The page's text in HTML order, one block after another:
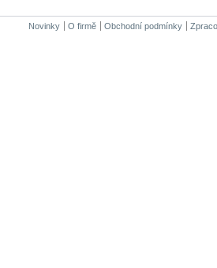
Novinky O firmě Obchodní podmínky